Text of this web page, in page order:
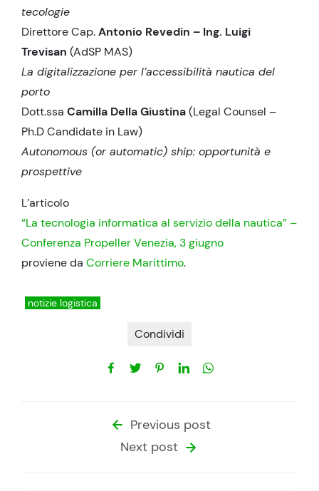
tecologie
Direttore Cap.Antonio Revedin – Ing. Luigi
Trevisan (AdSP MAS)
La digitalizzazione per l’accessibilità nautica del
porto
Dott.ssa Camilla Della Giustina(Legal Counsel –
Ph.D Candidate in Law)
Autonomous (or automatic) ship: opportunità e
prospettive
L’articolo
“La tecnologia informatica al servizio della nautica” –
Conferenza Propeller Venezia, 3 giugno
proviene da Corriere Marittimo.
notizie logistica
Condividi
Previous post
Next post